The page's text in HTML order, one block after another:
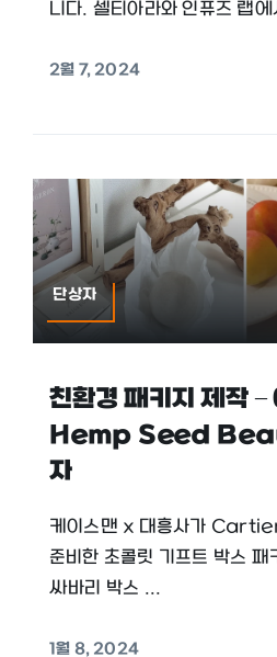
니다. 셀티아라와 인퓨즈 랩
2월 7, 2024
단상자
친환경 패키지 제작 –
Hemp Seed
자
케이스맨 x 대흥사가
준비한 초콜릿 기프트 박스
싸바리 박스 ...
1월 8, 2024